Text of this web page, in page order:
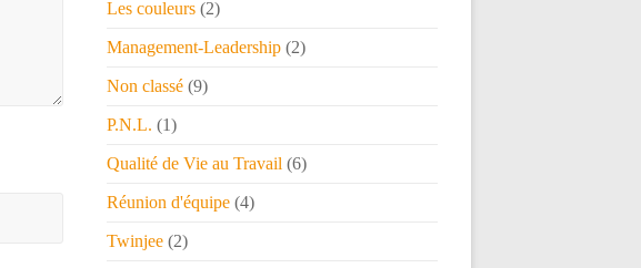
Les couleurs(2)
Management-Leadership(2)
Non classé(9)
P.N.L. (1)
Qualité de Vie au Travail (6)
Réunion d'équipe(4)
Twinjee(2)